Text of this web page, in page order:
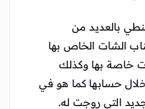
بالعديد من
الشات الخاص بها
خاصة بها وكذلك
حسابها كما هو في
التي روجت له.